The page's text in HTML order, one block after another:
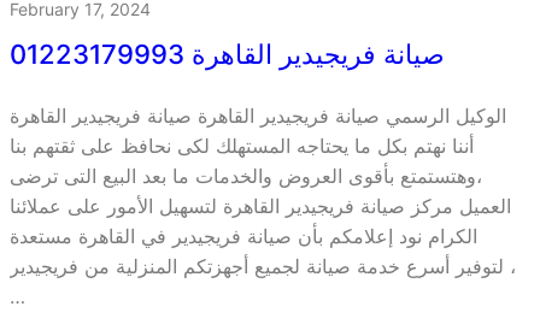
February 17, 2024
صيانة فريجيدير القاهرة 01223179993
الوكيل الرسمي صيانة فريجيدير القاهرة صيانة فريجيدير القاهرة
أننا نهتم بكل ما يحتاجه المستهلك لكى نحافظ على ثقتهم بنا
،وهتستمتع بأقوى العروض والخدمات ما بعد البيع التى ترضى
العميل مركز صيانة فريجيدير القاهرة لتسهيل الأمور على عملائنا
الكرام نود إعلامكم بأن صيانة فريجيدير في القاهرة مستعدة
لتوفير أسرع خدمة صيانة لجميع أجهزتكم المنزلية من فريجيدير ،
…